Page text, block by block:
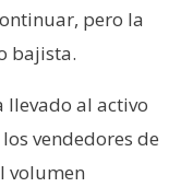
pero la
bajista.
llevado al activo
vendedores de
volumen